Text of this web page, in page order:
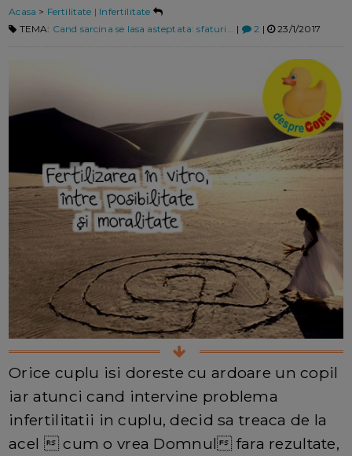
Acasa > Fertilitate | Infertilitate
TEMA: Cand sarcina se lasa asteptata: sfaturi... | 2 | 23/1/2017
Orice cuplu isi doreste cu ardoare un copil
iar atunci cand intervine problema
infertilitatii in cuplu, decid sa treaca de la
acel  cum o vrea Domnul fara rezultate,